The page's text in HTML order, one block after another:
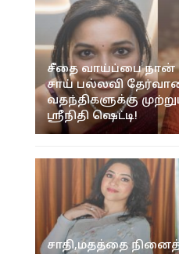
சீதை வாய்ப்பை நான்
சாய் பல்லவி
வதந்திகளுக்கு
ஸ்ரீநிதி ஷெட்டி!
சாதி,மதத்தை